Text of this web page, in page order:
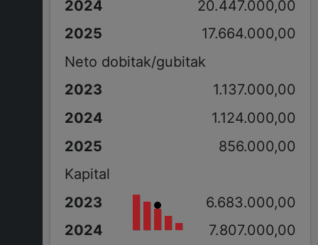
20.447.000,00
17.664.000,00
Neto dobitak/gubitak
1.137.000,00
1.124.000,00
856.000,00
Kapital
6.683.000,00
7.807.000,00